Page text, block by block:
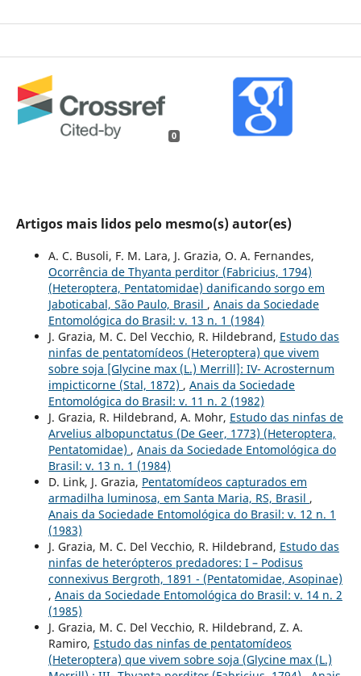
0
Artigos mais lidos pelo mesmo(s) autor(es)
A. C. Busoli, F. M. Lara, J. Grazia, O. A. Fernandes,
Ocorrência de Thyanta perditor (Fabricius, 1794)
(Heteroptera, Pentatomidae) danificando sorgo em
Jaboticabal, São Paulo, Brasil , Anais da Sociedade
Entomológica do Brasil: v. 13 n. 1 (1984)
J. Grazia, M. C. Del Vecchio, R. Hildebrand, Estudo das
ninfas de pentatomídeos (Heteroptera) que vivem
sobre soja [Glycine max (L.) Merrill]: IV- Acrosternum
impicticorne (Stal, 1872) , Anais da Sociedade
Entomológica do Brasil: v. 11 n. 2 (1982)
J. Grazia, R. Hildebrand, A. Mohr, Estudo das ninfas de
Arvelius albopunctatus (De Geer, 1773) (Heteroptera,
Pentatomidae) , Anais da Sociedade Entomológica do
Brasil: v. 13 n. 1 (1984)
D. Link, J. Grazia, Pentatomídeos capturados em
armadilha luminosa, em Santa Maria, RS, Brasil ,
Anais da Sociedade Entomológica do Brasil: v. 12 n. 1
(1983)
J. Grazia, M. C. Del Vecchio, R. Hildebrand, Estudo das
ninfas de heterópteros predadores: I – Podisus
connexivus Bergroth, 1891 - (Pentatomidae, Asopinae)
, Anais da Sociedade Entomológica do Brasil: v. 14 n. 2
(1985)
J. Grazia, M. C. Del Vecchio, R. Hildebrand, Z. A.
Ramiro, Estudo das ninfas de pentatomídeos
(Heteroptera) que vivem sobre soja (Glycine max (L.)